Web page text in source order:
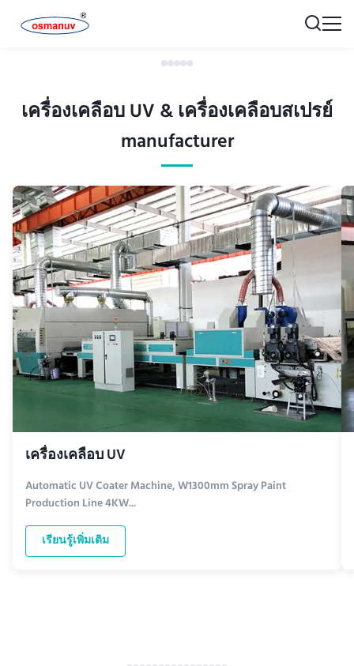
เครื่องเคลือบ UV & เครื่องเคลือบสเปรย์
manufacturer
เครื่องเคลือบ UV
Automatic UV Coater Machine, W1300mm Spray Paint
Production Line 4KW...
เรียนรู้เพิ่มเติม